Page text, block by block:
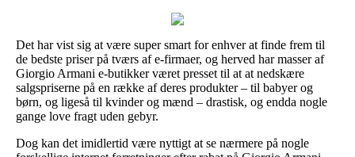
Det har vist sig at være super smart for enhver at finde frem til
de bedste priser på tværs af e-firmaer, og herved har masser af
Giorgio Armani e-butikker været presset til at at nedskære
salgspriserne på en række af deres produkter – til babyer og
børn, og ligeså til kvinder og mænd – drastisk, og endda nogle
gange love fragt uden gebyr.
Dog kan det imidlertid være nyttigt at se nærmere på nogle